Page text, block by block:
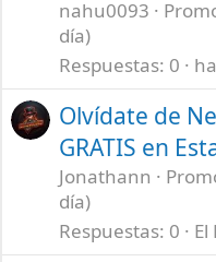
nahu0093
día)
Respuestas 0
Olvídate de
GRATIS en
Jonathann
día)
Respuestas 0 El